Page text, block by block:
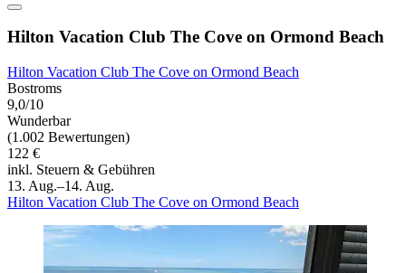
Hilton Vacation Club The Cove on Ormond Beach
Hilton Vacation Club The Cove on Ormond Beach
Bostroms
9,0/10
Wunderbar
(1.002 Bewertungen)
122 €
inkl. Steuern & Gebühren
13. Aug.–14. Aug.
Hilton Vacation Club The Cove on Ormond Beach